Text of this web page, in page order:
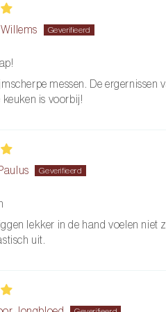
messen. De ergernissen
keuken is voorbij!
lekker in de hand voelen niet
uit.